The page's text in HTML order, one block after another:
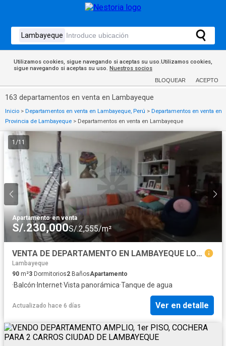
Utilizamos cookies, sigue navegando si aceptas su uso.Utilizamos cookies,
sigue navegando si aceptas su uso. Nuestros socios
BLOQUEAR ACEPTO
163 departamentos en venta en Lambayeque
Inicio > Departamentos en venta en Lambayeque, Perú > Departamentos en venta en
Provincia de Lambayeque > Departamentos en venta en Lambayeque
1 /11
Apartamento·en venta
S/.230,000S/.2,555/m²
VENTA DE DEPARTAMENTO EN LAMBAYEQUE LOS PORTALES PRIMERA ETAPA
Lambayeque
90 m²3 Dormitorios2 BañosApartamento
·Balcón· Internet·Vista panorámica·Tanque de agua
Actualizado hace 6 días Ver en detalle